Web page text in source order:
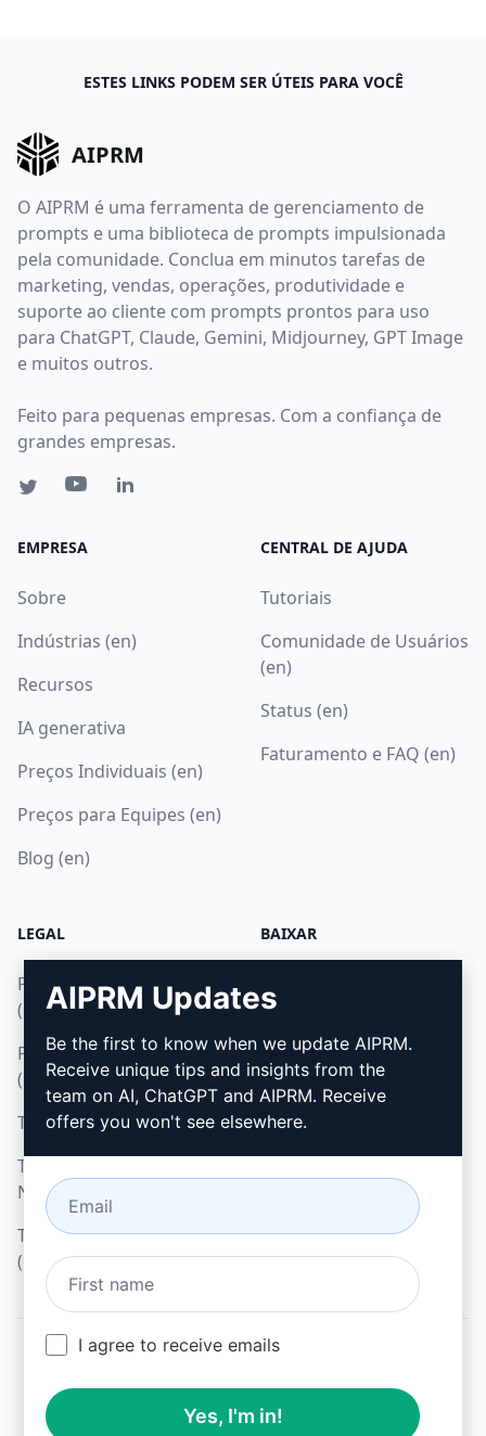
ESTES LINKS PODEM SER ÚTEIS PARA VOCÊ
AIPRM
O AIPRM é uma ferramenta de gerenciamento de
prompts e uma biblioteca de prompts impulsionada
pela comunidade. Conclua em minutos tarefas de
marketing, vendas, operações, produtividade e
suporte ao cliente com prompts prontos para uso
para ChatGPT, Claude, Gemini, Midjourney, GPT Image
e muitos outros.
Feito para pequenas empresas. Com a confiança de
grandes empresas.
EMPRESA
Sobre
Indústrias (en)
Recursos
IA generativa
Preços Individuais (en)
Preços para Equipes (en)
Blog (en)
CENTRAL DE AJUDA
Tutoriais
Comunidade de Usuários
(en)
Status (en)
Faturamento e FAQ (en)
LEGAL
Política de Privacidade
(en)
Política de Uso Aceitável
(en)
Termos de Uso (en)
Termos da Extensão do
Navegador (en)
Termos de Faturamento
(en)
BAIXAR
Microsoft Edge
All logos, trademarks, and registered trademarks are the
property of their respective owners.
AIPRM Updates
Be the first to know when we update AIPRM.
Receive unique tips and insights from the
team on AI, ChatGPT and AIPRM. Receive
offers you won't see elsewhere.
I agree to receive emails
Yes, I'm in!